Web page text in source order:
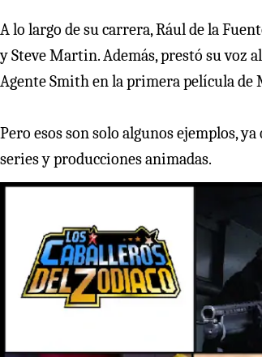
A lo largo de su carrera, Rául de la
y Steve Martin. Además, prestó su voz
Agente Smith en la primera película de
Pero esos son solo algunos ejemplos,
series y producciones animadas.